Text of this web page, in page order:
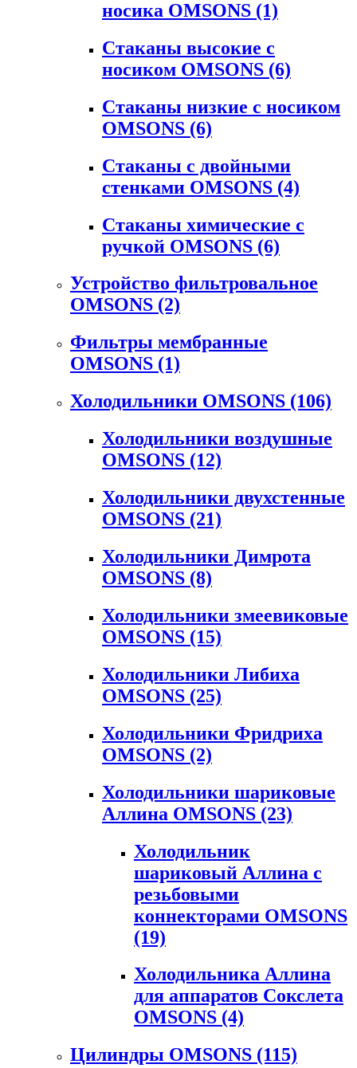
носика OMSONS (1)
Стаканы высокие с
носиком OMSONS (6)
Стаканы низкие с носиком
OMSONS (6)
Стаканы с двойными
стенками OMSONS (4)
Стаканы химические с
ручкой OMSONS (6)
Устройство фильтровальное
OMSONS (2)
Фильтры мембранные
OMSONS (1)
Холодильники OMSONS (106)
Холодильники воздушные
OMSONS (12)
Холодильники двухстенные
OMSONS (21)
Холодильники Димрота
OMSONS (8)
Холодильники змеевиковые
OMSONS (15)
Холодильники Либиха
OMSONS (25)
Холодильники Фридриха
OMSONS (2)
Холодильники шариковые
Аллина OMSONS (23)
Холодильник
шариковый Аллина с
резьбовыми
коннекторами OMSONS
(19)
Холодильника Аллина
для аппаратов Сокслета
OMSONS (4)
Цилиндры OMSONS (115)